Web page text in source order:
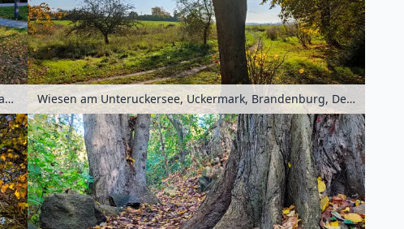
Lessinghaus in Wolfenbüttel, Niedersachsen, Deutschland Wiesen am Unteruckersee, Uckermark, Brandenburg, Deutschland